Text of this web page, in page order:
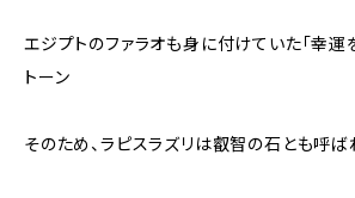
エジプトのファラオも身に付けていた「幸運
トーン
そのため、ラピスラズリは叡智の石とも呼ば